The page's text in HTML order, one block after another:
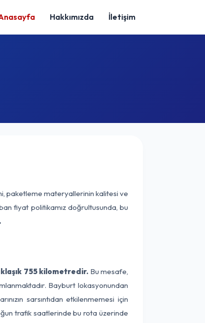
Hakkımızda İletişim
paketleme materyallerinin kalitesi ve
fiyat politikamız doğrultusunda, bu
755 kilometredir. Bu mesafe,
Bayburt lokasyonundan
sarsıntıdan etkilenmemesi için
trafik saatlerinde bu rota üzerinde